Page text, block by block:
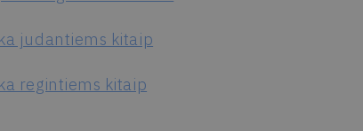
judantiems kitaip
regintiems kitaip